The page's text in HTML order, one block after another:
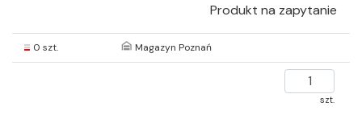
Produkt na zapytanie
0 szt. Magazyn Poznań
szt.